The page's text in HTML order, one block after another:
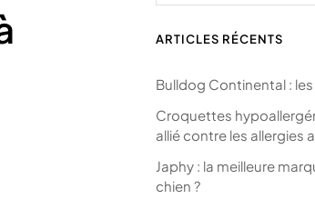
ARTICLES RÉCENTS
Bulldog Continental :
Croquettes
allié contre les allergies
Japhy : la meilleure
chien ?